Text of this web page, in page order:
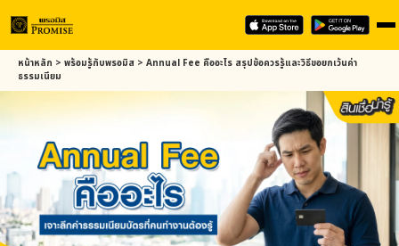
Skip
main
content
หน้าหลัก > พร้อมรู้กับพรอมิส > Annual Fee คืออะไร สรุปข้อควรรู้และวิธีขอยกเว้นค่า
ธรรมเนียม